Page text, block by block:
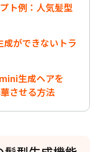
ト例：人気髪型
ができないトラ
生成ヘアを
させる方法